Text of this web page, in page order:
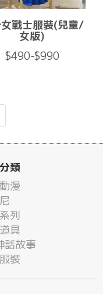
戰士服裝(兒童/
女版)
$490-$990
類
漫
列
具
話故事
裝